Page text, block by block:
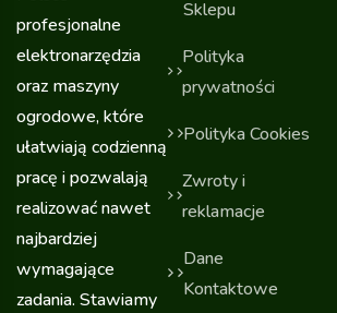
profesjonalne
elektronarzędzia
oraz maszyny
ogrodowe, które
ułatwiają codzienną
pracę i pozwalają
realizować nawet
najbardziej
wymagające
zadania. Stawiamy
Sklepu
Polityka
prywatności
Polityka Cookies
Zwroty i
reklamacje
Dane
Kontaktowe